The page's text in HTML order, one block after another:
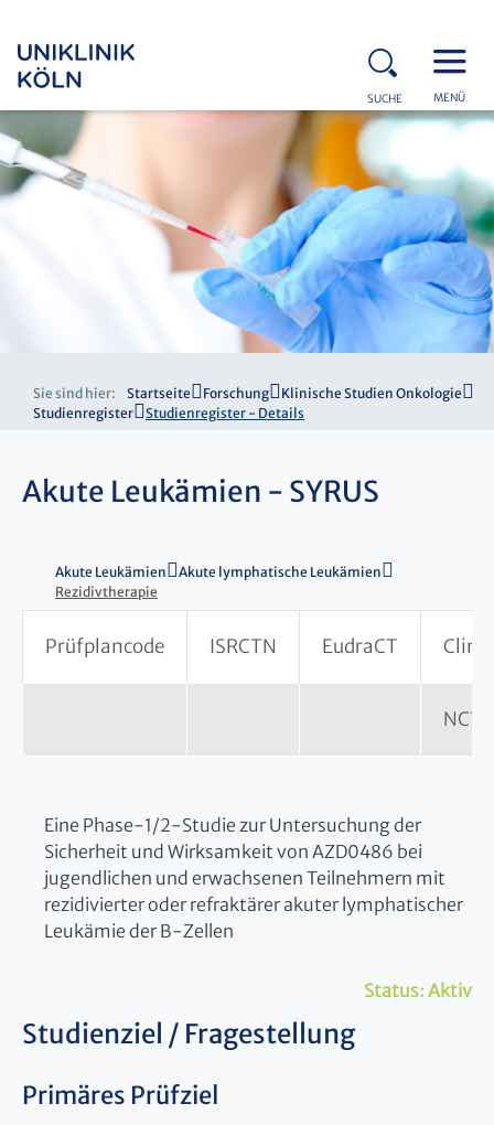
SUCHE MENÜ
Sie sind hier: Startseite Forschung
Klinische Studien Onkologie
Studienregister
Studienregister - Details
Akute Leukämien - SYRUS
Akute Leukämien
Akute lymphatische Leukämien
Rezidivtherapie
Prüfplancode ISRCTN EudraCT
Eine Phase-1/2-Studie zur Untersuchung der
Sicherheit und Wirksamkeit von AZD0486 bei
jugendlichen und erwachsenen Teilnehmern mit
rezidivierter oder refraktärer akuter lymphatischer
Leukämie der B-Zellen
Status: Aktiv
Studienziel / Fragestellung
Primäres Prüfziel